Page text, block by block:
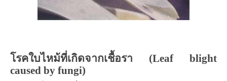
โรคใบไหม้ที่เกิดจากเชื้อรา (Leaf blight
caused by fungi)